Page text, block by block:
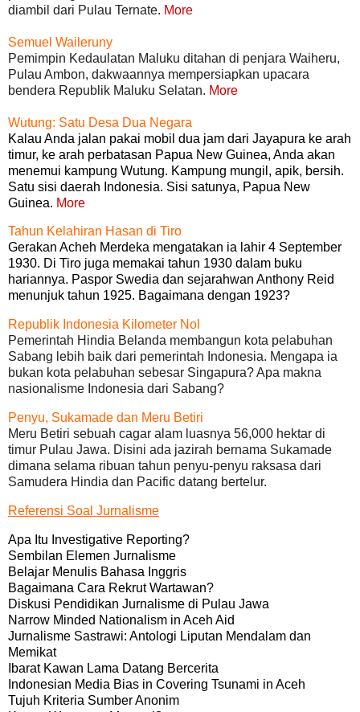
diambil dari Pulau Ternate. More
Semuel Waileruny
Pemimpin Kedaulatan Maluku ditahan di penjara Waiheru,
Pulau Ambon, dakwaannya mempersiapkan upacara
bendera Republik Maluku Selatan. More
Wutung: Satu Desa Dua Negara
Kalau Anda jalan pakai mobil dua jam dari Jayapura ke arah
timur, ke arah perbatasan Papua New Guinea, Anda akan
menemui kampung Wutung. Kampung mungil, apik, bersih.
Satu sisi daerah Indonesia. Sisi satunya, Papua New
Guinea. More
Tahun Kelahiran Hasan di Tiro
Gerakan Acheh Merdeka mengatakan ia lahir 4 September
1930. Di Tiro juga memakai tahun 1930 dalam buku
hariannya. Paspor Swedia dan sejarahwan Anthony Reid
menunjuk tahun 1925. Bagaimana dengan 1923?
Republik Indonesia Kilometer Nol
Pemerintah Hindia Belanda membangun kota pelabuhan
Sabang lebih baik dari pemerintah Indonesia. Mengapa ia
bukan kota pelabuhan sebesar Singapura? Apa makna
nasionalisme Indonesia dari Sabang?
Penyu, Sukamade dan Meru Betiri
Meru Betiri sebuah cagar alam luasnya 56,000 hektar di
timur Pulau Jawa. Disini ada jazirah bernama Sukamade
dimana selama ribuan tahun penyu-penyu raksasa dari
Samudera Hindia dan Pacific datang bertelur.
Referensi Soal Jurnalisme
Apa Itu Investigative Reporting?
Sembilan Elemen Jurnalisme
Belajar Menulis Bahasa Inggris
Bagaimana Cara Rekrut Wartawan?
Diskusi Pendidikan Jurnalisme di Pulau Jawa
Narrow Minded Nationalism in Aceh Aid
Jurnalisme Sastrawi: Antologi Liputan Mendalam dan
Memikat
Ibarat Kawan Lama Datang Bercerita
Indonesian Media Bias in Covering Tsunami in Aceh
Tujuh Kriteria Sumber Anonim